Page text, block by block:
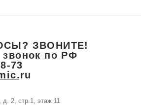
ЗВОНИТЕ!
по РФ
73
д. 2, стр.1, этаж 11